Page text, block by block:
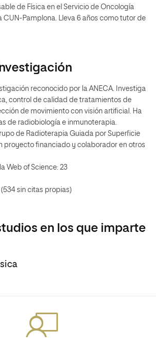
de Física en el Servicio de Oncología
CUN-Pamplona. Lleva 6 años como tutor de
reconocido por la ANECA. Investiga
control de calidad de tratamientos de
de movimiento con visión artificial. Ha
de radiobiología e inmunoterapia.
de Radioterapia Guiada por Superficie
proyecto financiado y colaborador en otros
Web of Science: 23
sin citas propias)
en los que imparte